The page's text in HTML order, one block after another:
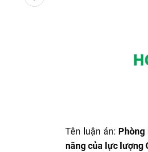
Tên luận án:
năng của lực lượng